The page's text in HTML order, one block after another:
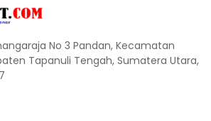
No 3 Pandan, Kecamatan
Tapanuli Tengah, Sumatera Utara,